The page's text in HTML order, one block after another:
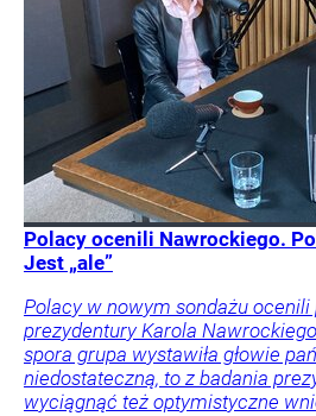
Polacy ocenili Nawrockiego.
Jest „ale”
Polacy w nowym sondażu
prezydentury Karola
spora grupa wystawiła głowie
niedostateczną, to z badania
wyciągnąć też optymistyczne